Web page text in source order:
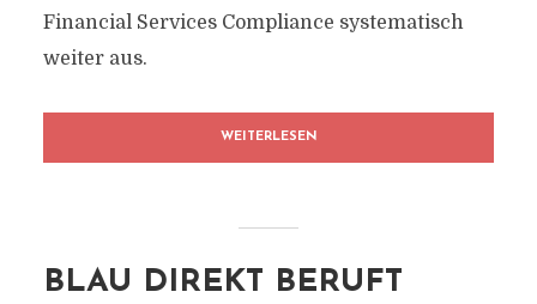
Financial Services Compliance systematisch
weiter aus.
WEITERLESEN
BLAU DIREKT BERUFT